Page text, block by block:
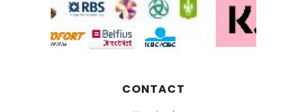
CONTACT